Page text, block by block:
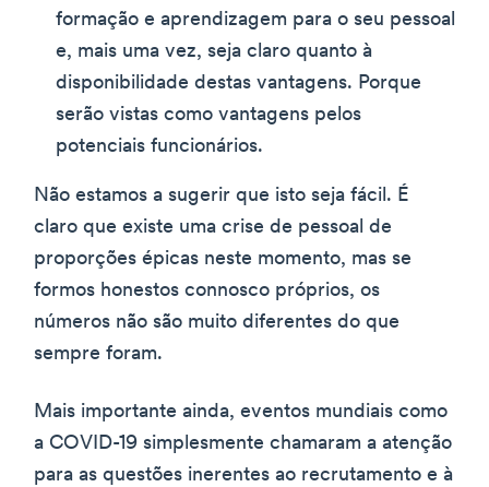
formação e aprendizagem para o seu pessoal
e, mais uma vez, seja claro quanto à
disponibilidade destas vantagens. Porque
serão vistas como vantagens pelos
potenciais funcionários.
Não estamos a sugerir que isto seja fácil. É
claro que existe uma crise de pessoal de
proporções épicas neste momento, mas se
formos honestos connosco próprios, os
números não são muito diferentes do que
sempre foram.
Mais importante ainda, eventos mundiais como
a COVID-19 simplesmente chamaram a atenção
para as questões inerentes ao recrutamento e à